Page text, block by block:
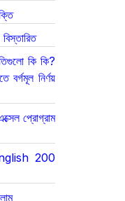
কি কি?
নির্ণয়
প্রোগ্রাম
200